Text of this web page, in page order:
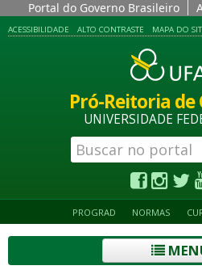
Portal do Governo Brasileiro
ACESSIBILIDADE ALTO CONTRASTE MAPA DO
Pró-Reitoria de
UNIVERSIDADE
PROGRAD NORMAS